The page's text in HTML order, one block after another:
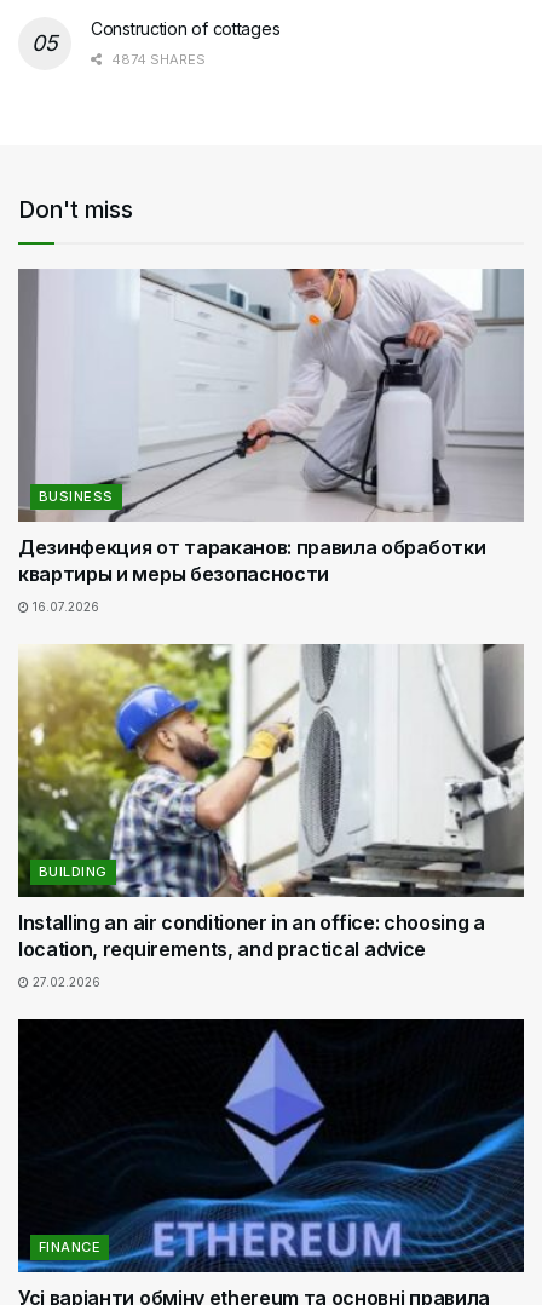
Construction of cottages
4874 SHARES
Don't miss
BUSINESS
Дезинфекция от тараканов: правила обработки
квартиры и меры безопасности
16.07.2026
BUILDING
Installing an air conditioner in an office: choosing a
location, requirements, and practical advice
27.02.2026
FINANCE
Усі варіанти обміну ethereum та основні правила